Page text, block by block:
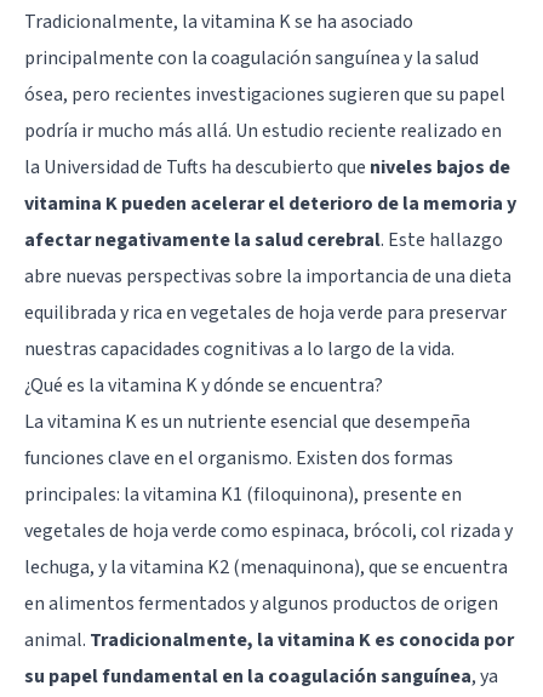
Tradicionalmente, la vitamina K se ha asociado
principalmente con la coagulación sanguínea y la salud
ósea, pero recientes investigaciones sugieren que su papel
podría ir mucho más allá. Un estudio reciente realizado en
la Universidad de Tufts ha descubierto que niveles bajos de
vitamina K pueden acelerar el deterioro de la memoria y
afectar negativamente la salud cerebral. Este hallazgo
abre nuevas perspectivas sobre la importancia de una dieta
equilibrada y rica en vegetales de hoja verde para preservar
nuestras capacidades cognitivas a lo largo de la vida.
¿Qué es la vitamina K y dónde se encuentra?
La vitamina K es un nutriente esencial que desempeña
funciones clave en el organismo. Existen dos formas
principales: la vitamina K1 (filoquinona), presente en
vegetales de hoja verde como espinaca, brócoli, col rizada y
lechuga, y la vitamina K2 (menaquinona), que se encuentra
en alimentos fermentados y algunos productos de origen
animal. Tradicionalmente, la vitamina K es conocida por
su papel fundamental en la coagulación sanguínea, ya